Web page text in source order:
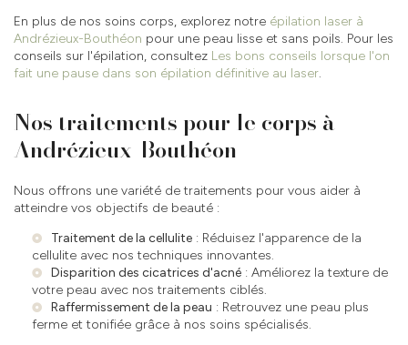
En plus de nos soins corps, explorez notre épilation laser à
Andrézieux-Bouthéon pour une peau lisse et sans poils. Pour les
conseils sur l'épilation, consultez Les bons conseils lorsque l'on
fait une pause dans son épilation définitive au laser.
Nos traitements pour le corps à
Andrézieux-Bouthéon
Nous offrons une variété de traitements pour vous aider à
atteindre vos objectifs de beauté :
Traitement de la cellulite : Réduisez l'apparence de la
cellulite avec nos techniques innovantes.
Disparition des cicatrices d'acné : Améliorez la texture de
votre peau avec nos traitements ciblés.
Raffermissement de la peau : Retrouvez une peau plus
ferme et tonifiée grâce à nos soins spécialisés.